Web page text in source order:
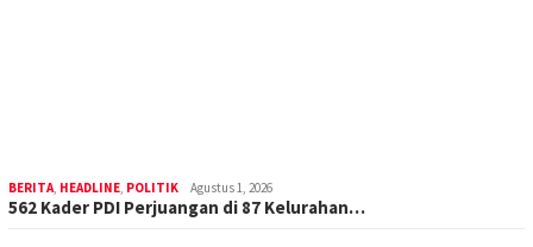
BERITA, HEADLINE, POLITIK Agustus 1, 2026
562 Kader PDI Perjuangan di 87 Kelurahan…